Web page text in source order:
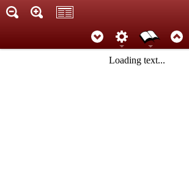
Loading text...